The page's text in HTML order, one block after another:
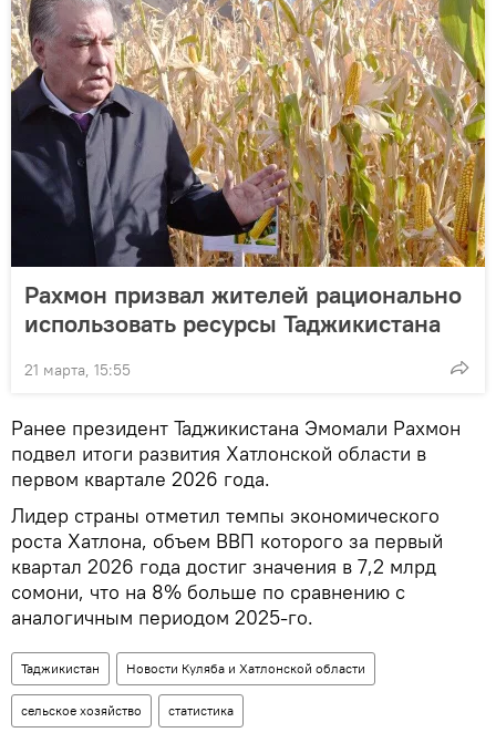
Рахмон призвал жителей рационально
использовать ресурсы Таджикистана
21 марта, 15:55
Ранее президент Таджикистана Эмомали Рахмон
подвел итоги развития Хатлонской области в
первом квартале 2026 года.
Лидер страны отметил темпы экономического
роста Хатлона, объем ВВП которого за первый
квартал 2026 года достиг значения в 7,2 млрд
сомони, что на 8% больше по сравнению с
аналогичным периодом 2025-го.
Таджикистан Новости Куляба и Хатлонской области
сельское хозяйство статистика